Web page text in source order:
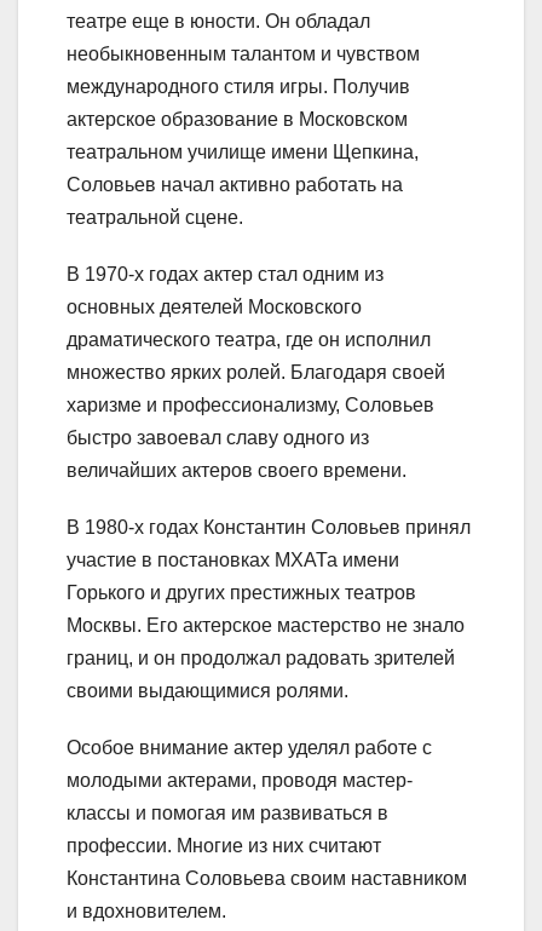
театре еще в юности. Он обладал
необыкновенным талантом и чувством
международного стиля игры. Получив
актерское образование в Московском
театральном училище имени Щепкина,
Соловьев начал активно работать на
театральной сцене.
В 1970-х годах актер стал одним из
основных деятелей Московского
драматического театра, где он исполнил
множество ярких ролей. Благодаря своей
харизме и профессионализму, Соловьев
быстро завоевал славу одного из
величайших актеров своего времени.
В 1980-х годах Константин Соловьев принял
участие в постановках МХАТа имени
Горького и других престижных театров
Москвы. Его актерское мастерство не знало
границ, и он продолжал радовать зрителей
своими выдающимися ролями.
Особое внимание актер уделял работе с
молодыми актерами, проводя мастер-
классы и помогая им развиваться в
профессии. Многие из них считают
Константина Соловьева своим наставником
и вдохновителем.